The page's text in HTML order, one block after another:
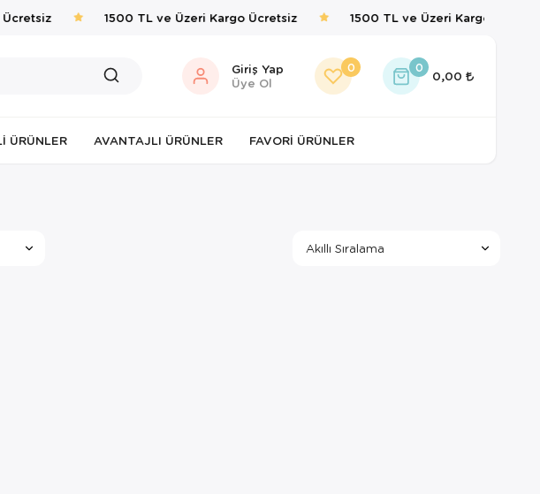
1500 TL ve Üzeri Kargo Ücretsiz 1500 TL ve Üzeri Kargo Ücretsiz
Giriş Yap
Üye Ol
0 0
0,00
ÜRÜNLER AVANTAJLI ÜRÜNLER FAVORI ÜRÜNLER